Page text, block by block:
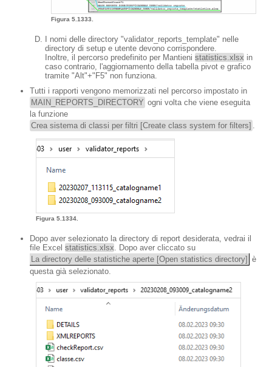
Figura 5.1333.
I nomi delle directory "validator_reports_template" nelle
directory di setup e utente devono corrispondere.
Inoltre, il percorso predefinito per Mantieni statistics.xlsx in
caso contrario, l'aggiornamento della tabella pivot e grafico
tramite "Alt"+"F5" non funziona.
Tutti i rapporti vengono memorizzati nel percorso impostato in
MAIN_REPORTS_DIRECTORY ogni volta che viene eseguita
la funzione
Crea sistema di classi per filtri [Create class system for filters]
Figura 5.1334.
Dopo aver selezionato la directory di report desiderata, vedrai il
file Excel statistics.xlsx . Dopo aver cliccato su
La directory delle statistiche aperte [Open statistics directory] è
questa già selezionato.